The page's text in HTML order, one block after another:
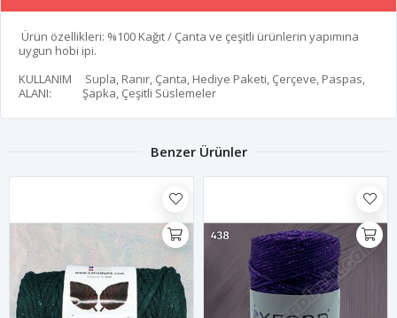
Ürün özellikleri: %100 Kağıt / Çanta ve çeşitli ürünlerin yapımına
uygun hobi ipi.
KULLANIM
ALANI:
Supla, Ranır, Çanta, Hediye Paketi, Çerçeve, Paspas,
Şapka, Çeşitli Süslemeler
Benzer Ürünler